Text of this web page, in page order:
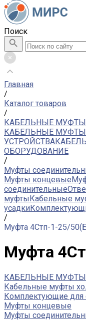
Поиск
Главная
/
Каталог товаров
/
КАБЕЛЬНЫЕ МУФТЫ
КАБЕЛЬНЫЕ МУФТЫ
УСТРОЙСТВА
ОБОРУДОВАНИЕ
/
Муфты
Муфты концевые
соединительные
муфтыКабельные
усадки
/
Муфта 4Стп-1-25/
Муфта
КАБЕЛЬНЫЕ МУФТЫ
Кабельные муфты
Комплектующие для
Муфты концевые
Муфты